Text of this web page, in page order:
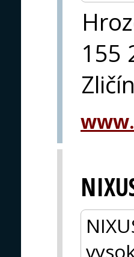
155
Zličín